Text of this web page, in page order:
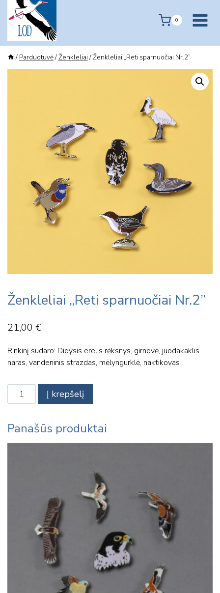
content
0
/ Parduotuvė/Ženkleliai/Ženkleliai „Reti sparnuočiai Nr.2”
Ženkleliai „Reti sparnuočiai Nr.2”
21,00 €
Rinkinį sudaro: Didysis erelis rėksnys, girnovė, juodakaklis
naras, vandeninis strazdas, mėlyngurklė, naktikovas
produkto
kiekis:
"Reti
Į krepšelį
Panašūs produktai